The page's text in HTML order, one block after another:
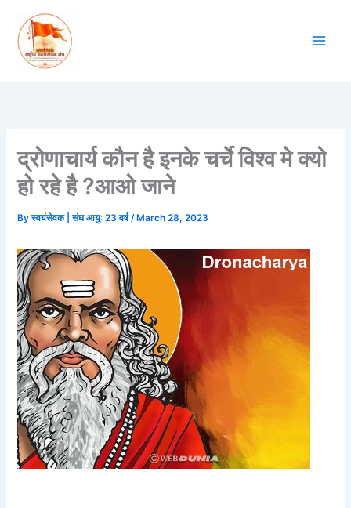
content
द्रोणाचार्य कौन है इनके चर्चे विश्व मे क्यो
हो रहे है ?आओ जाने
Byस्वयंसेवक | संघ आयु: 23 वर्ष/ March 28, 2023